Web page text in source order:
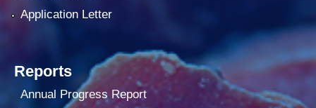
Application Letter
Reports
Annual Progress Report